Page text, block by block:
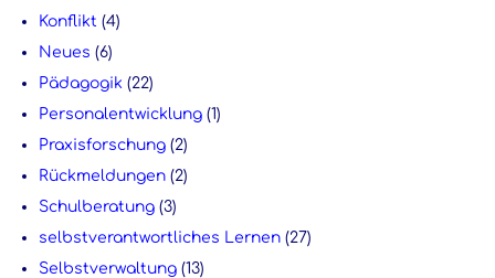
Konflikt (4)
Neues (6)
Pädagogik (22)
Personalentwicklung (1)
Praxisforschung (2)
Rückmeldungen (2)
Schulberatung (3)
selbstverantwortliches Lernen (27)
Selbstverwaltung (13)